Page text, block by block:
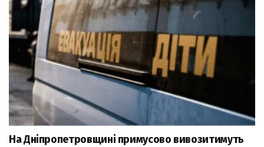
На Дніпропетровщині примусово вивозитимуть